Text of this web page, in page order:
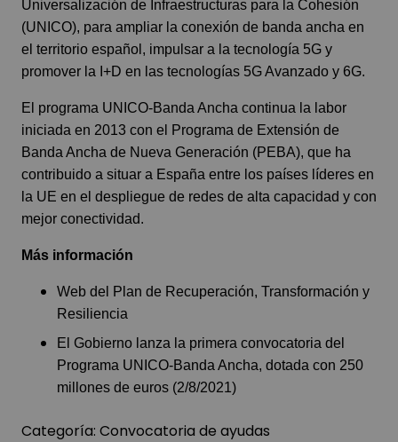
Universalización de Infraestructuras para la Cohesión
(UNICO), para ampliar la conexión de banda ancha en
el territorio español, impulsar a la tecnología 5G y
promover la I+D en las tecnologías 5G Avanzado y 6G.
El programa UNICO-Banda Ancha continua la labor
iniciada en 2013 con el Programa de Extensión de
Banda Ancha de Nueva Generación (PEBA), que ha
contribuido a situar a España entre los países líderes en
la UE en el despliegue de redes de alta capacidad y con
mejor conectividad.
Más información
Web del Plan de Recuperación, Transformación y
Resiliencia
El Gobierno lanza la primera convocatoria del
Programa UNICO-Banda Ancha, dotada con 250
millones de euros (2/8/2021)
Categoría: Convocatoria de ayudas